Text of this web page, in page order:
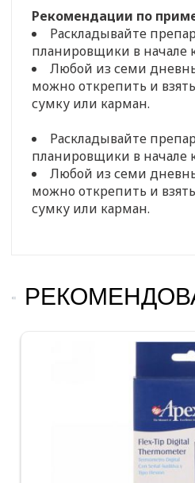
Рекомендации по
Раскладывайте
планировщики в начале
Любой из семи
можно открепить и
сумку или карман.
Раскладывайте
планировщики в начале
Любой из семи
можно открепить и
сумку или карман.